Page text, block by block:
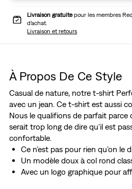
Livraison gratuitepour les membres
d’achat.
Livraison et retours
À Propos De Ce Style
Casual de nature, notre t-shirt
avec un jean. Ce t-shirt est aussi
Nous le qualifions de parfait parce
serait trop long de dire qu’il est
confortable.
Ce n’est pas pour rien qu’on le
Un modèle doux à col rond
Avec un logo graphique pour